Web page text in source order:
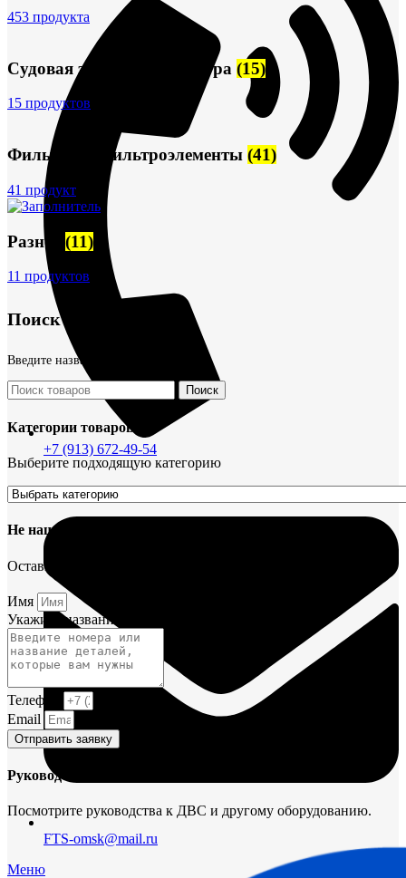
+7 (913) 672-49-54
FTS-omsk@mail.ru
Меню
453 продукта
Судовая запорная арматура (15)
15 продуктов
Фильтры и фильтроэлементы (41)
41 продукт
Разное (11)
11 продуктов
Поиск товаров
Введите название детали
Поиск
Категории товаров
Выберите подходящую категорию
Не нашли деталь?
Оставьте заявку и мы постараемся вам помочь.
Имя
Укажите название или номера деталей
Телефон
Email
Отправить заявку
Руководства и инструкции
Посмотрите руководства к ДВС и другому оборудованию.